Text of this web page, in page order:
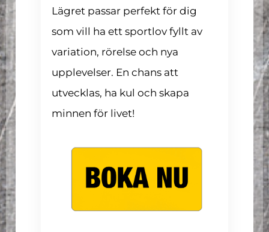
Lägret passar perfekt för dig
som vill ha ett sportlov fyllt av
variation, rörelse och nya
upplevelser. En chans att
utvecklas, ha kul och skapa
minnen för livet!